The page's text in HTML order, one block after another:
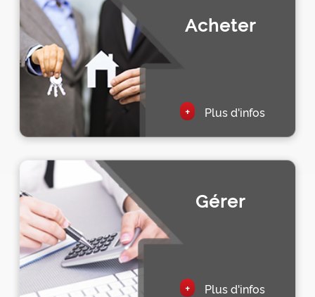
Acheter
+ Plus d'infos
Gérer
+ Plus d'infos